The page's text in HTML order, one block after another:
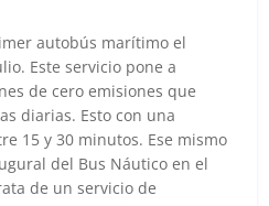
autobús marítimo el
Este servicio pone a
de cero emisiones que
diarias. Esto con una
15 y 30 minutos. Ese mismo
del Bus Náutico en el
de un servicio de